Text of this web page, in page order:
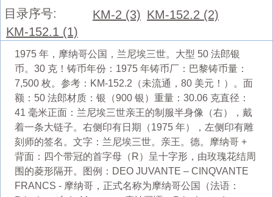
目录序号:
KM-2 (3) KM-152.2 (2)
KM-152.1 (1)
1975 年，摩纳哥公国，兰尼埃三世。大型 50 法郎银
币。30 克！铸币年份：1975 年铸币厂：巴黎铸币量：
7,500 枚。参考：KM-152.2（未流通，80 美元！）。面
额：50 法郎材质：银（900 银）重量：30.06 克直径：
41 毫米正面：兰尼埃三世亲王的制服半身像（右），戴
着一条大链子。右侧印有日期（1975 年），左侧印有雕
刻师的签名。文字：兰尼埃三世。亲王。德。摩纳哥 +
背面：四个带冠的首字母（R）呈十字形，由玫瑰花结周
围的菱形隔开。图例：DEO JUVANTE – CINQVANTE
FRANCS - 摩纳哥，正式名称为摩纳哥公国（法语：